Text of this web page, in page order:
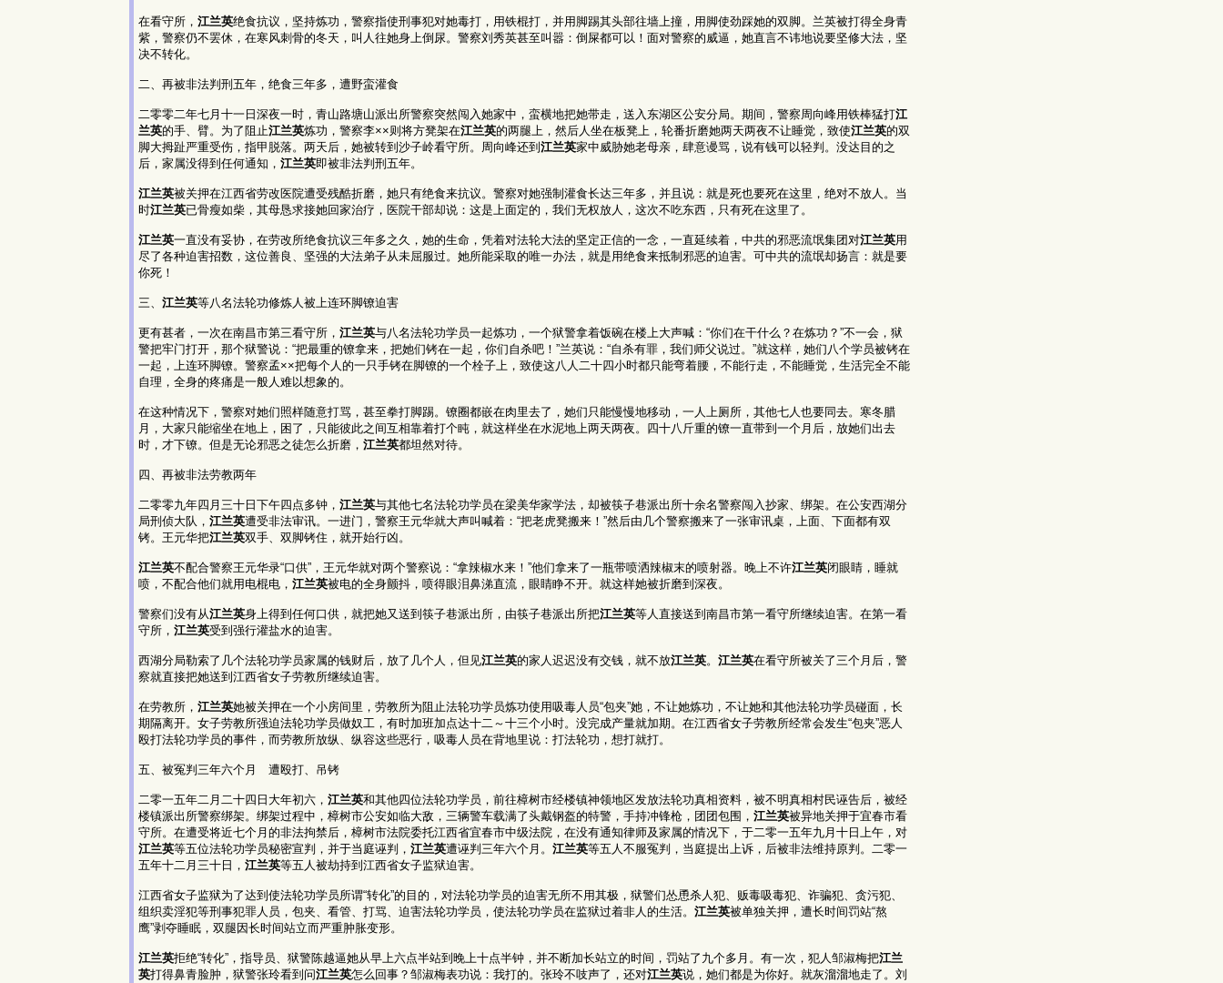
在看守所， 江兰英绝食抗议，坚持炼功，警察指使刑事犯对她毒打，用铁棍打，并用脚踢其头部往墙上撞，用脚使劲踩她的双脚。兰英被打得全身青
紫，警察仍不罢休，在寒风刺骨的冬天，叫人往她身上倒尿。警察刘秀英甚至叫嚣：倒屎都可以！面对警察的威逼，她直言不讳地说要坚修大法，坚
决不转化。
二、再被非法判刑五年，绝食三年多，遭野蛮灌食
二零零二年七月十一日深夜一时，青山路塘山派出所警察突然闯入她家中，蛮横地把她带走，送入东湖区公安分局。期间，警察周向峰用铁棒猛打江
兰英的手、臂。为了阻止江兰英炼功，警察李××则将方凳架在江兰英的两腿上，然后人坐在板凳上，轮番折磨她两天两夜不让睡觉，致使江兰英的双
脚大拇趾严重受伤，指甲脱落。两天后，她被转到沙子岭看守所。周向峰还到 江兰英家中威胁她老母亲，肆意谩骂，说有钱可以轻判。没达目的之
后，家属没得到任何通知， 江兰英即被非法判刑五年。
江兰英被关押在江西省劳改医院遭受残酷折磨，她只有绝食来抗议。警察对她强制灌食长达三年多，并且说：就是死也要死在这里，绝对不放人。当
时江兰英已骨瘦如柴，其母恳求接她回家治疗，医院干部却说：这是上面定的，我们无权放人，这次不吃东西，只有死在这里了。
江兰英一直没有妥协，在劳改所绝食抗议三年多之久，她的生命，凭着对法轮大法的坚定正信的一念，一直延续着，中共的邪恶流氓集团对江兰英用
尽了各种迫害招数，这位善良、坚强的大法弟子从未屈服过。她所能采取的唯一办法，就是用绝食来抵制邪恶的迫害。可中共的流氓却扬言：就是要
你死！
三、 江兰英等八名法轮功修炼人被上连环脚镣迫害
更有甚者，一次在南昌市第三看守所， 江兰英与八名法轮功学员一起炼功，一个狱警拿着饭碗在楼上大声喊：“你们在干什么？在炼功？”不一会，狱
警把牢门打开，那个狱警说：“把最重的镣拿来，把她们铐在一起，你们自杀吧！”兰英说：“自杀有罪，我们师父说过。”就这样，她们八个学员被铐在
一起，上连环脚镣。警察孟××把每个人的一只手铐在脚镣的一个栓子上，致使这八人二十四小时都只能弯着腰，不能行走，不能睡觉，生活完全不能
自理，全身的疼痛是一般人难以想象的。
在这种情况下，警察对她们照样随意打骂，甚至拳打脚踢。镣圈都嵌在肉里去了，她们只能慢慢地移动，一人上厕所，其他七人也要同去。寒冬腊
月，大家只能缩坐在地上，困了，只能彼此之间互相靠着打个盹，就这样坐在水泥地上两天两夜。四十八斤重的镣一直带到一个月后，放她们出去
时，才下镣。但是无论邪恶之徒怎么折磨， 江兰英都坦然对待。
四、再被非法劳教两年
二零零九年四月三十日下午四点多钟， 江兰英与其他七名法轮功学员在梁美华家学法，却被筷子巷派出所十余名警察闯入抄家、绑架。在公安西湖分
局刑侦大队， 江兰英遭受非法审讯。一进门，警察王元华就大声叫喊着：“把老虎凳搬来！”然后由几个警察搬来了一张审讯桌，上面、下面都有双
铐。王元华把江兰英双手、双脚铐住，就开始行凶。
江兰英不配合警察王元华录“口供”，王元华就对两个警察说：“拿辣椒水来！”他们拿来了一瓶带喷洒辣椒末的喷射器。晚上不许江兰英闭眼睛，睡就
喷，不配合他们就用电棍电， 江兰英被电的全身颤抖，喷得眼泪鼻涕直流，眼睛睁不开。就这样她被折磨到深夜。
警察们没有从江兰英身上得到任何口供，就把她又送到筷子巷派出所，由筷子巷派出所把江兰英等人直接送到南昌市第一看守所继续迫害。在第一看
守所， 江兰英受到强行灌盐水的迫害。
西湖分局勒索了几个法轮功学员家属的钱财后，放了几个人，但见江兰英的家人迟迟没有交钱，就不放江兰英。 江兰英在看守所被关了三个月后，警
察就直接把她送到江西省女子劳教所继续迫害。
在劳教所， 江兰英她被关押在一个小房间里，劳教所为阻止法轮功学员炼功使用吸毒人员“包夹”她，不让她炼功，不让她和其他法轮功学员碰面，长
期隔离开。女子劳教所强迫法轮功学员做奴工，有时加班加点达十二～十三个小时。没完成产量就加期。在江西省女子劳教所经常会发生“包夹”恶人
殴打法轮功学员的事件，而劳教所放纵、纵容这些恶行，吸毒人员在背地里说：打法轮功，想打就打。
五、被冤判三年六个月 遭殴打、吊铐
二零一五年二月二十四日大年初六， 江兰英和其他四位法轮功学员，前往樟树市经楼镇神领地区发放法轮功真相资料，被不明真相村民诬告后，被经
楼镇派出所警察绑架。绑架过程中，樟树市公安如临大敌，三辆警车载满了头戴钢盔的特警，手持冲锋枪，团团包围， 江兰英被异地关押于宜春市看
守所。在遭受将近七个月的非法拘禁后，樟树市法院委托江西省宜春市中级法院，在没有通知律师及家属的情况下，于二零一五年九月十日上午，对
江兰英等五位法轮功学员秘密宣判，并于当庭诬判， 江兰英遭诬判三年六个月。 江兰英等五人不服冤判，当庭提出上诉，后被非法维持原判。二零一
五年十二月三十日， 江兰英等五人被劫持到江西省女子监狱迫害。
江西省女子监狱为了达到使法轮功学员所谓“转化”的目的，对法轮功学员的迫害无所不用其极，狱警们怂恿杀人犯、贩毒吸毒犯、诈骗犯、贪污犯、
组织卖淫犯等刑事犯罪人员，包夹、看管、打骂、迫害法轮功学员，使法轮功学员在监狱过着非人的生活。 江兰英被单独关押，遭长时间罚站“熬
鹰”剥夺睡眠，双腿因长时间站立而严重肿胀变形。
江兰英拒绝“转化”，指导员、狱警陈越逼她从早上六点半站到晚上十点半钟，并不断加长站立的时间，罚站了九个多月。有一次，犯人邹淑梅把江兰
英打得鼻青脸肿，狱警张玲看到问江兰英怎么回事？邹淑梅表功说：我打的。张玲不吱声了，还对江兰英说，她们都是为你好。就灰溜溜地走了。刘